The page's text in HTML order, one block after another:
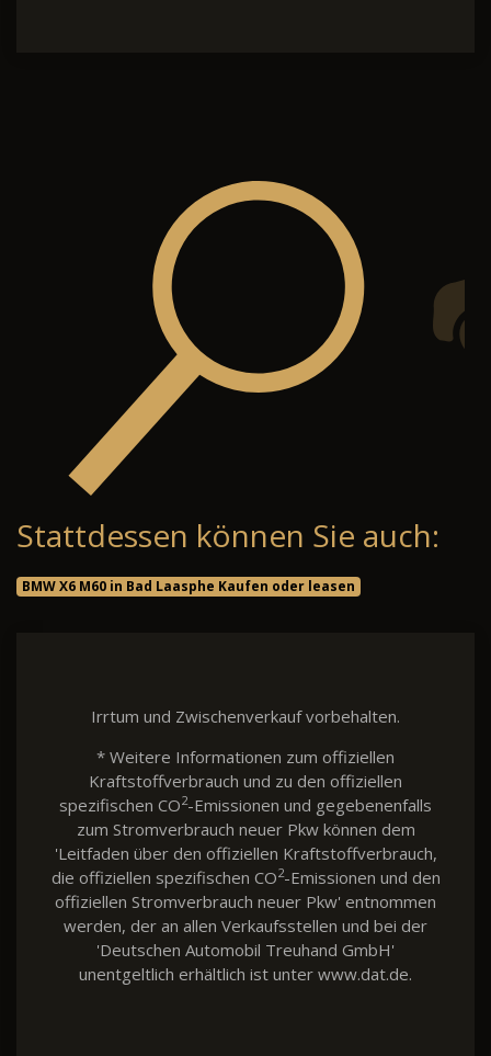
Stattdessen können Sie auch:
BMW X6 M60 in Bad Laasphe Kaufen oder leasen
Irrtum und Zwischenverkauf vorbehalten.
* Weitere Informationen zum offiziellen
Kraftstoffverbrauch und zu den offiziellen
spezifischen CO2-Emissionen und gegebenenfalls
zum Stromverbrauch neuer Pkw können dem
'Leitfaden über den offiziellen Kraftstoffverbrauch,
die offiziellen spezifischen CO2-Emissionen und den
offiziellen Stromverbrauch neuer Pkw' entnommen
werden, der an allen Verkaufsstellen und bei der
'Deutschen Automobil Treuhand GmbH'
unentgeltlich erhältlich ist unter www.dat.de.